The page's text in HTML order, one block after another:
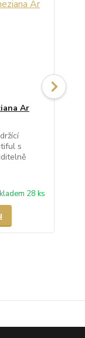
Ar
s
28 ks